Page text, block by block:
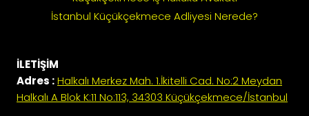
İstanbul Küçükçekmece Adliyesi Nerede?
İLETİŞİM
Adres :Halkalı Merkez Mah. 1.İkitelli Cad. No:2 Meydan
Halkalı A Blok K:11 No:113, 34303 Küçükçekmece/İstanbul